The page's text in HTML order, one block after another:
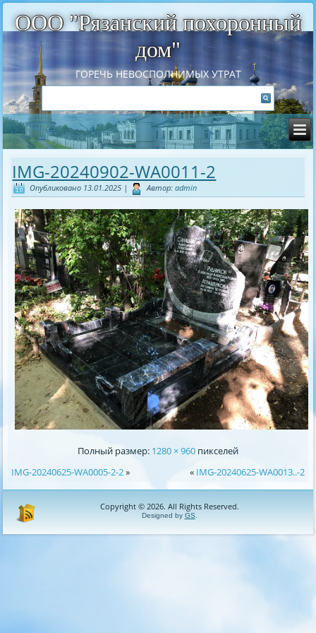
ООО "Рязанский похоронный
дом"
ГОРЕЧЬ НЕВОСПОЛНИМЫХ УТРАТ
IMG-20240902-WA0011-2
Опубликовано 13.01.2025 | Автор: admin
Полный размер: 1280 × 960 пикселей
IMG-20240625-WA0005-2-2» « IMG-20240625-WA0013..-2
Copyright © 2026. All Rights Reserved.
Designed by GS